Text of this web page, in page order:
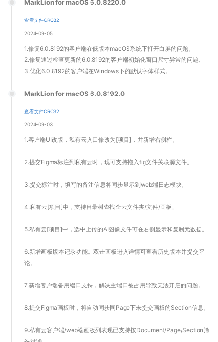
2024-09-05
查看文件CRC32
MarkLion for macOS 6.0.8220.0
1.修复6.0.8192的客户端在低版本macOS系统下打开白屏的问题。
2.修复通过检查更新的6.0.8192的客户端初始化窗口尺寸异常的问题。
3.优化6.0.8192的客户端在Windows下的默认字体样式。
2024-09-03
查看文件CRC32
MarkLion for macOS 6.0.8192.0
1.客户端UI改版，私有云入口修改为[项目]，并新增右侧栏。
2.提交Figma标注到私有云时，现可支持拖入fig文件关联源文件。
3.提交标注时，填写的备注信息将同步显示到web端日志模块。
4.私有云[项目]中，支持目录树查找全云文件夹/文件/画板。
5.私有云[项目]中，选中上传的AI图像文件可在右侧显示和复制元数据。
6.新增画板版本记录功能。双击画板进入详情可查看历史版本并提交评
论。
7.新增客户端备用端口支持，解决主端口被占用导致无法开启的问题。
8.提交Figma画板时，将自动同步同Page下未提交画板的Section信息。
9.私有云客户端/web端画板列表现已支持按Document/Page/Section筛